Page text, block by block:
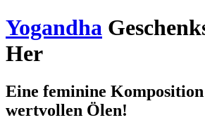
Yogandha
Her
Eine feminine Komposition
wertvollen Ölen!